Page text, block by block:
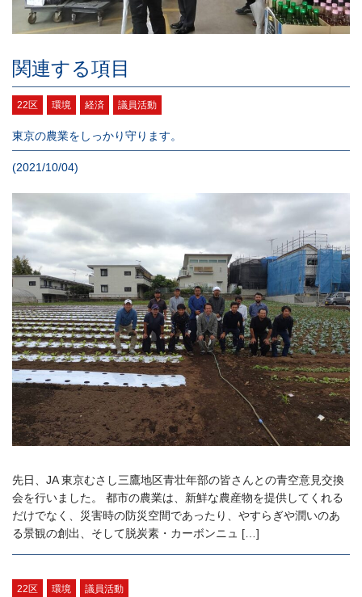
関連する項目
22区 環境 経済 議員活動
東京の農業をしっかり守ります。
(2021/10/04)
先日、JA 東京むさし三鷹地区青壮年部の皆さんとの青空意見交換
会を行いました。 都市の農業は、新鮮な農産物を提供してくれる
だけでなく、災害時の防災空間であったり、やすらぎや潤いのあ
る景観の創出、そして脱炭素・カーボンニュ […]
22区 環境 議員活動